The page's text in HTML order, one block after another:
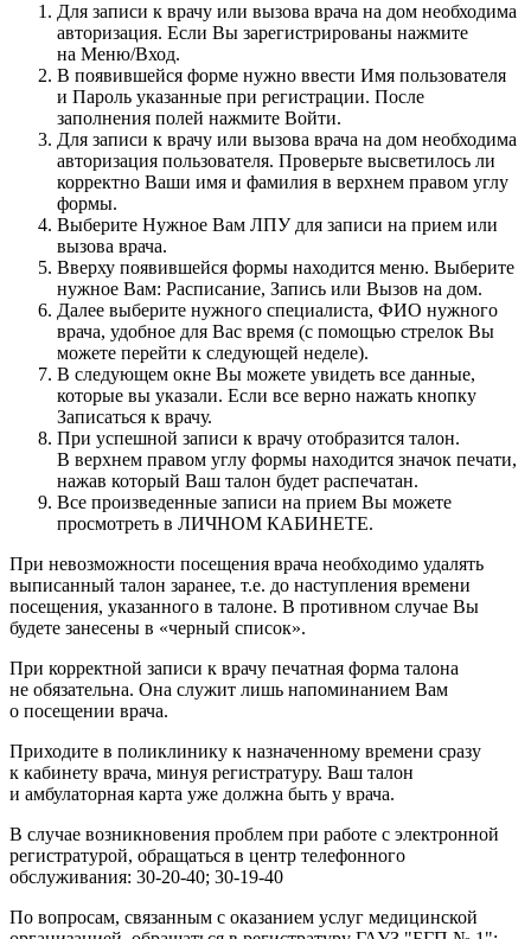
Для записи к врачу или вызова врача на дом необходима
авторизация. Если Вы зарегистрированы нажмите
на Меню/Вход.
В появившейся форме нужно ввести Имя пользователя
и Пароль указанные при регистрации. После
заполнения полей нажмите Войти.
Для записи к врачу или вызова врача на дом необходима
авторизация пользователя. Проверьте высветилось ли
корректно Ваши имя и фамилия в верхнем правом углу
формы.
Выберите Нужное Вам ЛПУ для записи на прием или
вызова врача.
Вверху появившейся формы находится меню. Выберите
нужное Вам: Расписание, Запись или Вызов на дом.
Далее выберите нужного специалиста, ФИО нужного
врача, удобное для Вас время (с помощью стрелок Вы
можете перейти к следующей неделе).
В следующем окне Вы можете увидеть все данные,
которые вы указали. Если все верно нажать кнопку
Записаться к врачу.
При успешной записи к врачу отобразится талон.
В верхнем правом углу формы находится значок печати,
нажав который Ваш талон будет распечатан.
Все произведенные записи на прием Вы можете
просмотреть в ЛИЧНОМ КАБИНЕТЕ.
При невозможности посещения врача необходимо удалять
выписанный талон заранее, т.е. до наступления времени
посещения, указанного в талоне. В противном случае Вы
будете занесены в «черный список».
При корректной записи к врачу печатная форма талона
не обязательна. Она служит лишь напоминанием Вам
о посещении врача.
Приходите в поликлинику к назначенному времени сразу
к кабинету врача, минуя регистратуру. Ваш талон
и амбулаторная карта уже должна быть у врача.
В случае возникновения проблем при работе с электронной
регистратурой, обращаться в центр телефонного
обслуживания: 30-20-40; 30-19-40
По вопросам, связанным с оказанием услуг медицинской